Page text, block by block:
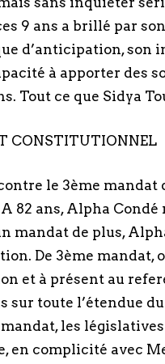
9 ans a brillé par
d’anticipation, son
à apporter des
Tout ce que Sidya
CONSTITUTIONNEL
le 3ème mandat
82 ans, Alpha Condé
mandat de plus,
De 3ème mandat,
et à présent au
sur toute l’étendue
mandat, les
en complicité avec